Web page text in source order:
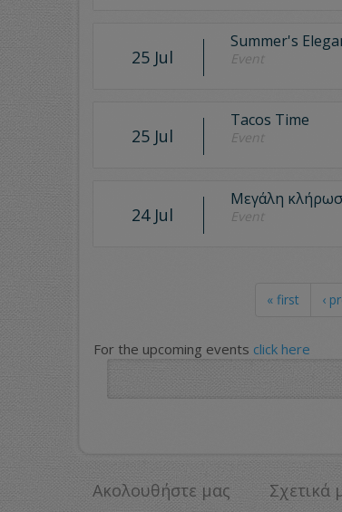
25 Jul
Summer's
Event
25 Jul
Tacos Time
Event
24 Jul
Μεγάλη
Event
« first ‹
For the upcoming events click here
Ακολουθήστε μας
Σχετικά